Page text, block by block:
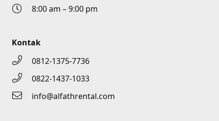
8:00 am – 9:00 pm
Kontak
0812-1375-7736
0822-1437-1033
info@alfathrental.com